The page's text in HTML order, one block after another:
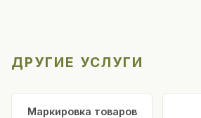
ДРУГИЕ УСЛУГИ
Маркировка товаров